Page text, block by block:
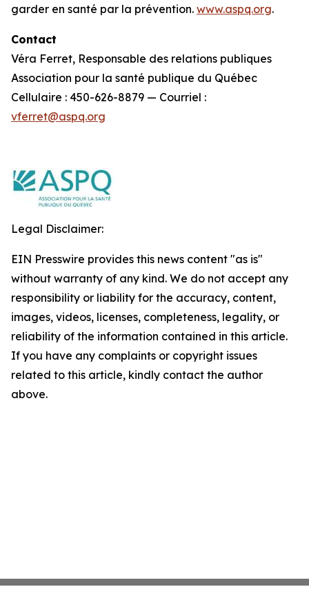
garder en santé par la prévention. www.aspq.org.
Contact
Véra Ferret, Responsable des relations publiques
Association pour la santé publique du Québec
Cellulaire : 450-626-8879 — Courriel :
vferret@aspq.org
Legal Disclaimer:
EIN Presswire provides this news content "as is"
without warranty of any kind. We do not accept any
responsibility or liability for the accuracy, content,
images, videos, licenses, completeness, legality, or
reliability of the information contained in this article.
If you have any complaints or copyright issues
related to this article, kindly contact the author
above.